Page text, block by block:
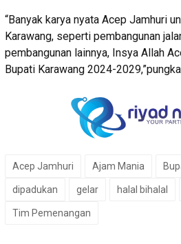
“Banyak karya nyata Acep Jamhuri
Karawang, seperti pembangunan
pembangunan lainnya, Insya Allah
Bupati Karawang 2024-
Acep Jamhuri Ajam Mania
dipadukan gelar halal bihalal
Tim Pemenangan